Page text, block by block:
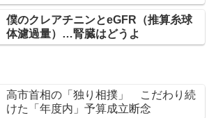
僕のクレアチニンとeGFR（推算糸球
体濾過量）…腎臓はどうよ
高市首相の「独り相撲」 こだわり続
けた「年度内」予算成立断念